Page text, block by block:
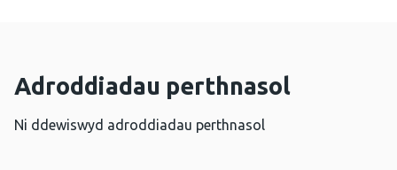
Adroddiadau perthnasol
Ni ddewiswyd adroddiadau perthnasol